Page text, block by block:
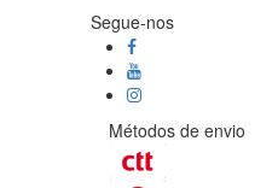
Segue-nos
Métodos de envio